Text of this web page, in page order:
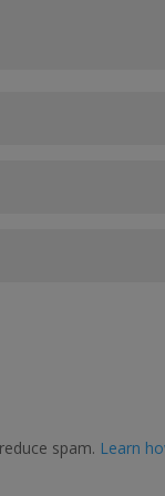
spam. Learn